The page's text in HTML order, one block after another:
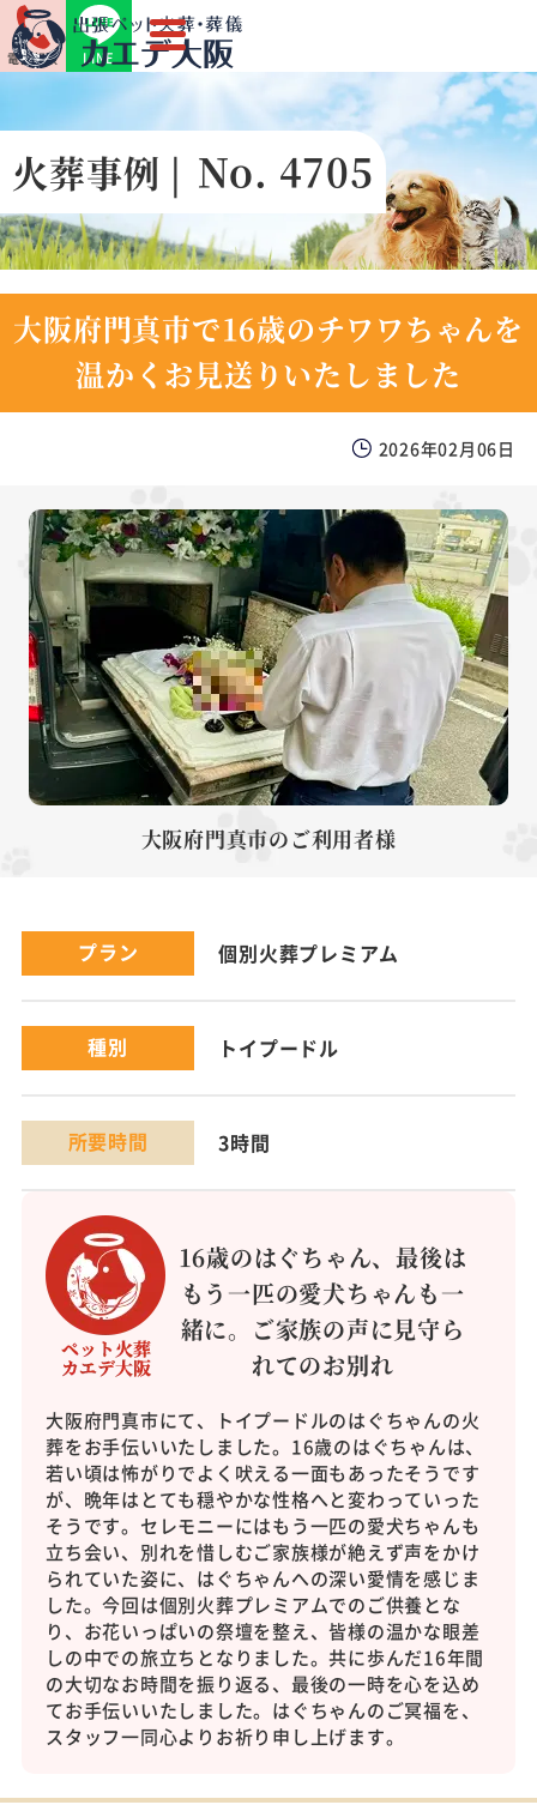
電話相談 LINE
火葬事例 | No. 4705
大阪府門真市で16歳のチワワちゃんを
温かくお見送りいたしました
2026年02月06日
大阪府門真市のご利用者様
プラン 個別火葬プレミアム
種別 トイプードル
所要時間 3時間
16歳のはぐちゃん、最後は
もう一匹の愛犬ちゃんも一
緒に。ご家族の声に見守ら
れてのお別れ
大阪府門真市にて、トイプードルのはぐちゃんの火
葬をお手伝いいたしました。16歳のはぐちゃんは、
若い頃は怖がりでよく吠える一面もあったそうです
が、晩年はとても穏やかな性格へと変わっていった
そうです。セレモニーにはもう一匹の愛犬ちゃんも
立ち会い、別れを惜しむご家族様が絶えず声をかけ
られていた姿に、はぐちゃんへの深い愛情を感じま
した。今回は個別火葬プレミアムでのご供養とな
り、お花いっぱいの祭壇を整え、皆様の温かな眼差
しの中での旅立ちとなりました。共に歩んだ16年間
の大切なお時間を振り返る、最後の一時を心を込め
てお手伝いいたしました。はぐちゃんのご冥福を、
スタッフ一同心よりお祈り申し上げます。